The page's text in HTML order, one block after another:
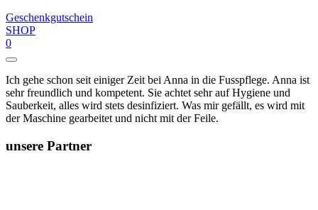
Geschenkgutschein
SHOP
0
Ich gehe schon seit einiger Zeit bei Anna in die Fusspflege. Anna ist
sehr freundlich und kompetent. Sie achtet sehr auf Hygiene und
Sauberkeit, alles wird stets desinfiziert. Was mir gefällt, es wird mit
der Maschine gearbeitet und nicht mit der Feile.
unsere Partner